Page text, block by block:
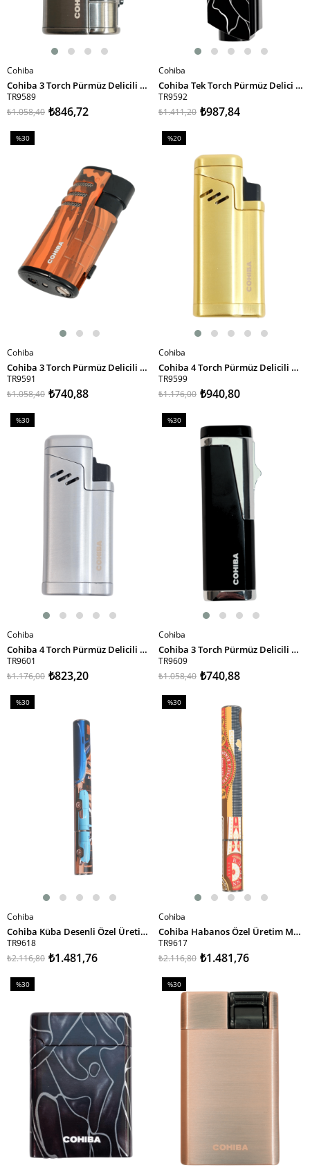
SEPETE EKLE
Cohiba
Cohiba 3 Torch Pürmüz Delicili Gunmetal Puro Çakmağı
TR9589
₺846,72
₺1.058,40
SEPETE EKLE
Cohiba
Cohiba Tek Torch Pürmüz Delici İğneli Desenli Metal Puro Çakmağı
TR9592
₺987,84
₺1.411,20
SEPETE EKLE
%30
Cohiba
Cohiba 3 Torch Pürmüz Delicili Kamuflaj Desenli Kahverengi Puro Çakmağı
TR9591
₺740,88
₺1.058,40
SEPETE EKLE
%20
%20İndirim
Cohiba
Cohiba 4 Torch Pürmüz Delicili Gold Metal Puro Çakmağı
TR9599
₺940,80
₺1.176,00
SEPETE EKLE
%30
%30İndirim
Cohiba
Cohiba 4 Torch Pürmüz Delicili Gümüş Metal Puro Çakmağı
TR9601
₺823,20
₺1.176,00
SEPETE EKLE
%30
Cohiba
Cohiba 3 Torch Pürmüz Delicili Siyah Metal Puro Çakmağı
TR9609
₺740,88
₺1.058,40
SEPETE EKLE
%30
Cohiba
Cohiba Küba Desenli Özel Üretim Metal Puro Tüpü & Tek Torch Pürmüz Puro Çakmağı
TR9618
₺1.481,76
₺2.116,80
SEPETE EKLE
%30
Cohiba
Cohiba Habanos Özel Üretim Metal Puro Tüpü & Tek Torch Pürmüz Puro Çakmağı
TR9617
₺1.481,76
₺2.116,80
%30
%30İndirim
%30
İndirim